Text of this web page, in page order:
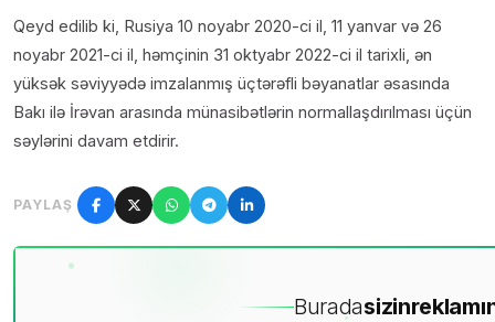
Qeyd edilib ki, Rusiya 10 noyabr 2020-ci il, 11 yanvar və 26
noyabr 2021-ci il, həmçinin 31 oktyabr 2022-ci il tarixli, ən
yüksək səviyyədə imzalanmış üçtərəfli bəyanatlar əsasında
Bakı ilə İrəvan arasında münasibətlərin normallaşdırılması üçün
səylərini davam etdirir.
PAYLAŞ
Buradasizin